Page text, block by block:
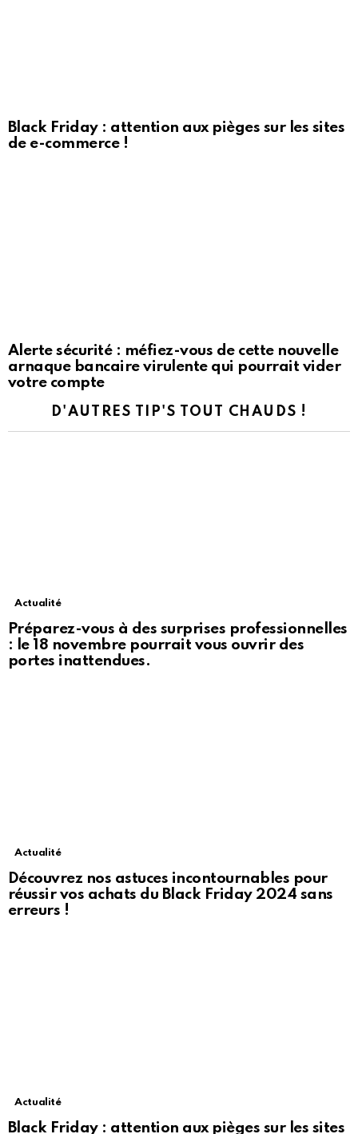
Black Friday : attention aux pièges sur les sites
de e-commerce !
Alerte sécurité : méfiez-vous de cette nouvelle
arnaque bancaire virulente qui pourrait vider
votre compte
D'AUTRES TIP'S TOUT CHAUDS !
Actualité
Préparez-vous à des surprises professionnelles
: le 18 novembre pourrait vous ouvrir des
portes inattendues.
Actualité
Découvrez nos astuces incontournables pour
réussir vos achats du Black Friday 2024 sans
erreurs !
Actualité
Black Friday : attention aux pièges sur les sites